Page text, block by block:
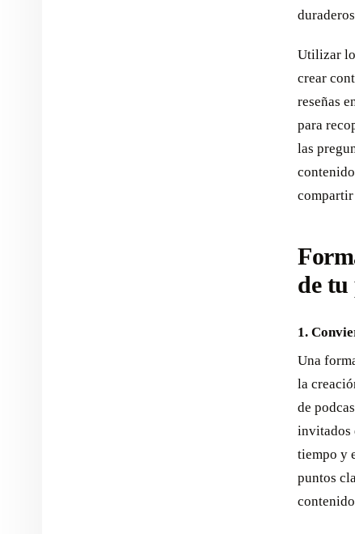
Utilizar
crear
reseñas
para
las
compartir
de tu
1.
Una
la
de
invitados
tiempo y
puntos